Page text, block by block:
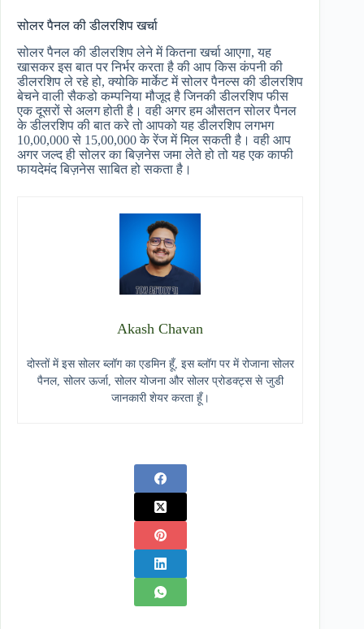
सोलर पैनल की डीलरशिप खर्चा
सोलर पैनल की डीलरशिप लेने में कितना खर्चा आएगा, यह
खासकर इस बात पर निर्भर करता है की आप किस कंपनी की
डीलरशिप ले रहे हो, क्योकि मार्केट में सोलर पैनल्स की डीलरशिप
बेचने वाली सैकडो कम्पनिया मौजूद है जिनकी डीलरशिप फीस
एक दूसरों से अलग होती है। वही अगर हम औसतन सोलर पैनल
के डीलरशिप की बात करे तो आपको यह डीलरशिप लगभग
10,00,000 से 15,00,000 के रेंज में मिल सकती है। वही आप
अगर जल्द ही सोलर का बिज़नेस जमा लेते हो तो यह एक काफी
फायदेमंद बिज़नेस साबित हो सकता है।
Akash Chavan
दोस्तों में इस सोलर ब्लॉग का एडमिन हूँ, इस ब्लॉग पर में रोजाना सोलर
पैनल, सोलर ऊर्जा, सोलर योजना और सोलर प्रोडक्ट्स से जुडी
जानकारी शेयर करता हूँ।